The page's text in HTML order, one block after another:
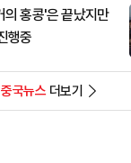
의 홍콩'은 끝났지만
행중
중국뉴스더보기